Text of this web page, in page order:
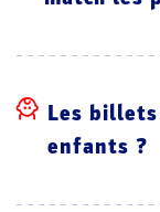
Les
enfants ?